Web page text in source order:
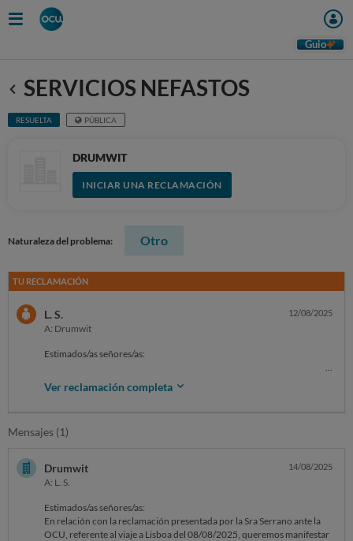
Guio
Anterior
SERVICIOS NEFASTOS
RESUELTA PÚBLICA
DRUMWIT
INICIAR UNA RECLAMACIÓN
Naturaleza del problema: Otro
TU RECLAMACIÓN
L. S.
A: Drumwit
12/08/2025
Estimados/as señores/as:
un viaje contratado con ellos, así como por la negativa a facilitarme
1. Hechos
El pasado 08/08/2025, Drumwit nos asignó un viaje sorpresa a Lisboa,
que es el fin de su actividad.
Ver reclamación completa
Mensajes (1)
Drumwit
A: L. S.
14/08/2025
Estimados/as señores/as:
En relación con la reclamación presentada por la Sra Serrano ante la
OCU, referente al viaje a Lisboa del 08/08/2025, queremos manifestar